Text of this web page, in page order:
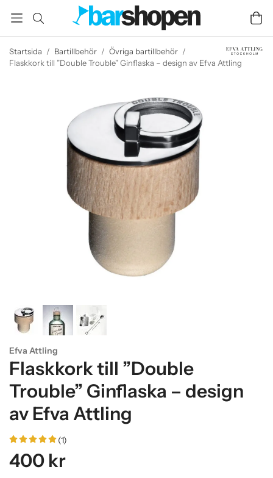
Startsida / Bartillbehör / Övriga bartillbehör /
Flaskkork till ”Double Trouble” Ginflaska – design av Efva Attling
Efva Attling
Flaskkork till ”Double
Trouble” Ginflaska – design
av Efva Attling
(1)
400 kr